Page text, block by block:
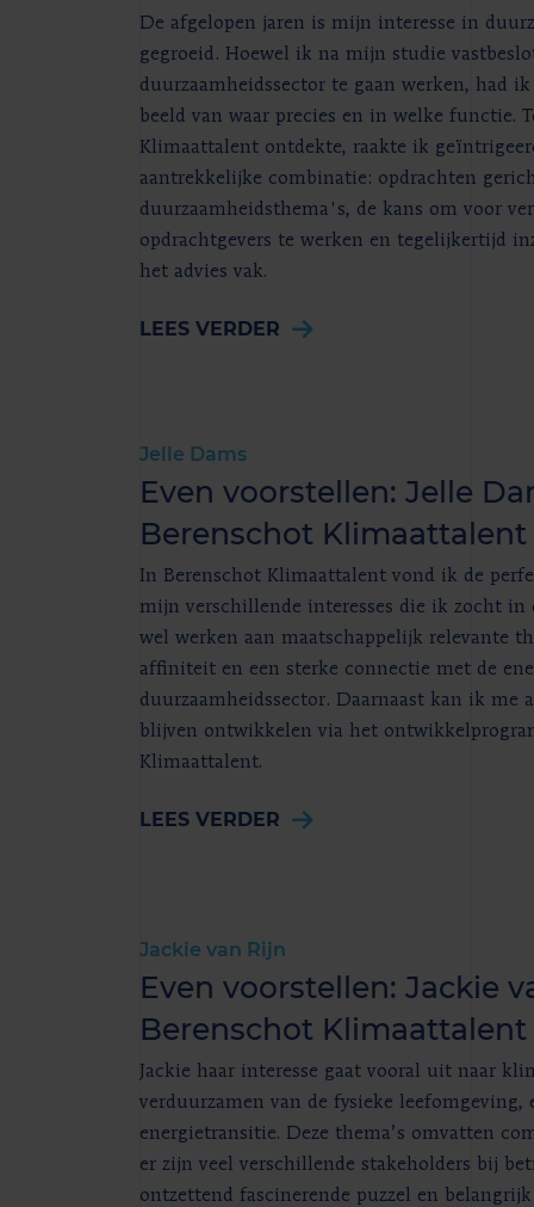
De afgelopen jaren is mijn interesse in
gegroeid. Hoewel ik na mijn studie
duurzaamheidssector te gaan werken, had
beeld van waar precies en in welke functie.
Klimaattalent ontdekte, raakte ik
aantrekkelijke combinatie: opdrachten
duurzaamheidsthema's, de kans om voor
opdrachtgevers te werken en tegelijkertijd
het advies vak.
LEES VERDER
Jelle Dams
Even voorstellen: Jelle
Berenschot Klimaattalent
In Berenschot Klimaattalent vond ik de
mijn verschillende interesses die ik zocht in
wel werken aan maatschappelijk relevante
affiniteit en een sterke connectie met de
duurzaamheidssector. Daarnaast kan ik me
blijven ontwikkelen via het
Klimaattalent.
LEES VERDER
Jackie van Rijn
Even voorstellen: Jackie
Berenschot Klimaattalent
Jackie haar interesse gaat vooral uit naar
verduurzamen van de fysieke leefomgeving,
energietransitie. Deze thema’s omvatten
er zijn veel verschillende stakeholders bij
ontzettend fascinerende puzzel en